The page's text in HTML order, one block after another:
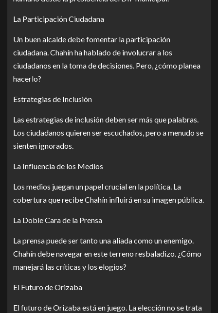
La Participación Ciudadana
Un buen alcalde debe fomentar la participación
ciudadana. Chahín ha hablado de involucrar a los
ciudadanos en la toma de decisiones. Pero, ¿cómo planea
hacerlo?
Estrategias de Inclusión
Las estrategias de inclusión deben ser más que palabras.
Los ciudadanos quieren ser escuchados, pero a menudo se
sienten ignorados.
La Influencia de los Medios
Los medios juegan un papel crucial en la política. La
cobertura que recibe Chahín influirá en su imagen pública.
La Doble Cara de la Prensa
La prensa puede ser tanto una aliada como un enemigo.
Chahín debe navegar en este terreno resbaladizo. ¿Cómo
manejará las críticas y los elogios?
El Futuro de Orizaba
El futuro de Orizaba está en juego. La elección no se trata